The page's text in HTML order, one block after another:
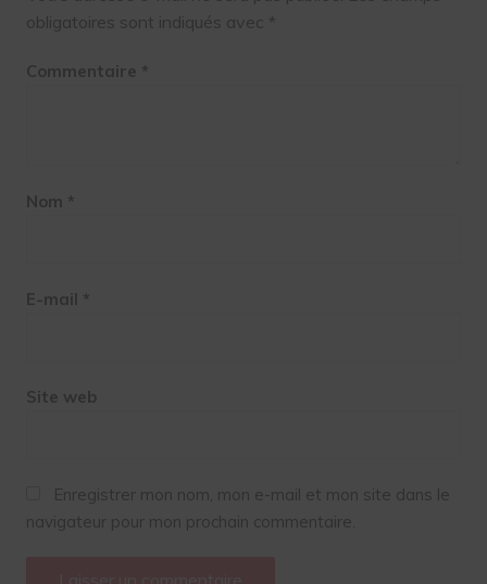
obligatoires sont indiqués avec *
Commentaire *
Nom *
E-mail *
Site web
Enregistrer mon nom, mon e-mail et mon site dans le
navigateur pour mon prochain commentaire.